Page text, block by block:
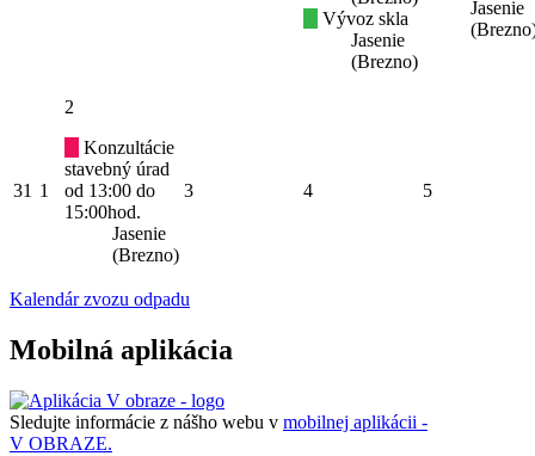
Vývoz skla
Jasenie
(Brezno)
Jasenie
31 1
2
Konzultácie
stavebný úrad
od 13:00 do
15:00hod.
Jasenie
(Brezno)
3 4 5
Kalendár zvozu odpadu
Mobilná aplikácia
Sledujte informácie z nášho webu v mobilnej aplikácii -
V OBRAZE.